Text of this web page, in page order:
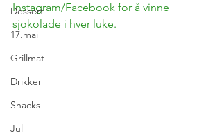
Dessert
17.mai
Grillmat
Drikker
Snacks
Jul
Instagram/Facebook for å vinne
sjokolade i hver luke.